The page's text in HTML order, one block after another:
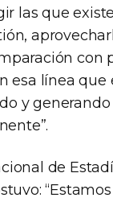
las que
con
esa línea
y
de